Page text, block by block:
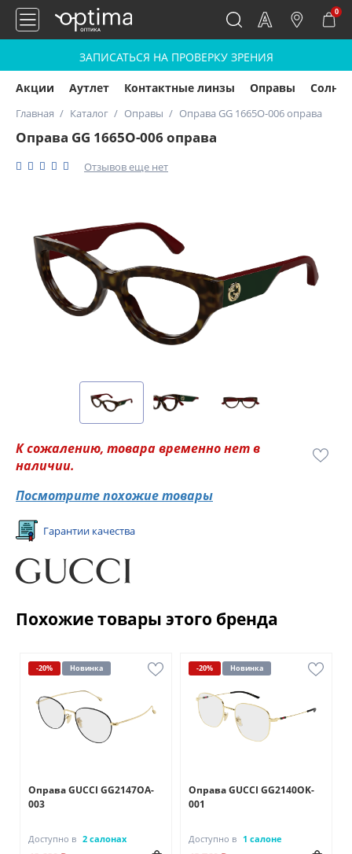
0
ЗАПИСАТЬСЯ НА ПРОВЕРКУ ЗРЕНИЯ
Акции Аутлет Контактные линзы Оправы
Главная Каталог Оправы Оправа GG 1665O-006 оправа
Оправа GG 1665O-006 оправа
Отзывов еще нет
К сожалению, товара временно нет в
наличии.
Посмотрите похожие товары
Гарантии качества
Похожие товары этого бренда
-20% Новинка
Оправа GUCCI GG2147OA-
003
Доступно в 2 салонах
-20% Новинка
Оправа GUCCI GG2140OK-
001
Доступно в 1 салоне